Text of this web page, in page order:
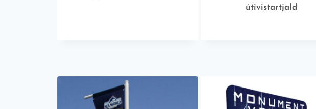
útivistartjald